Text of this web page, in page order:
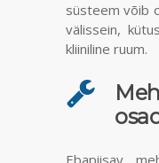
süsteem võib
välissein,
kliiniline ruum.
Ebapiisav